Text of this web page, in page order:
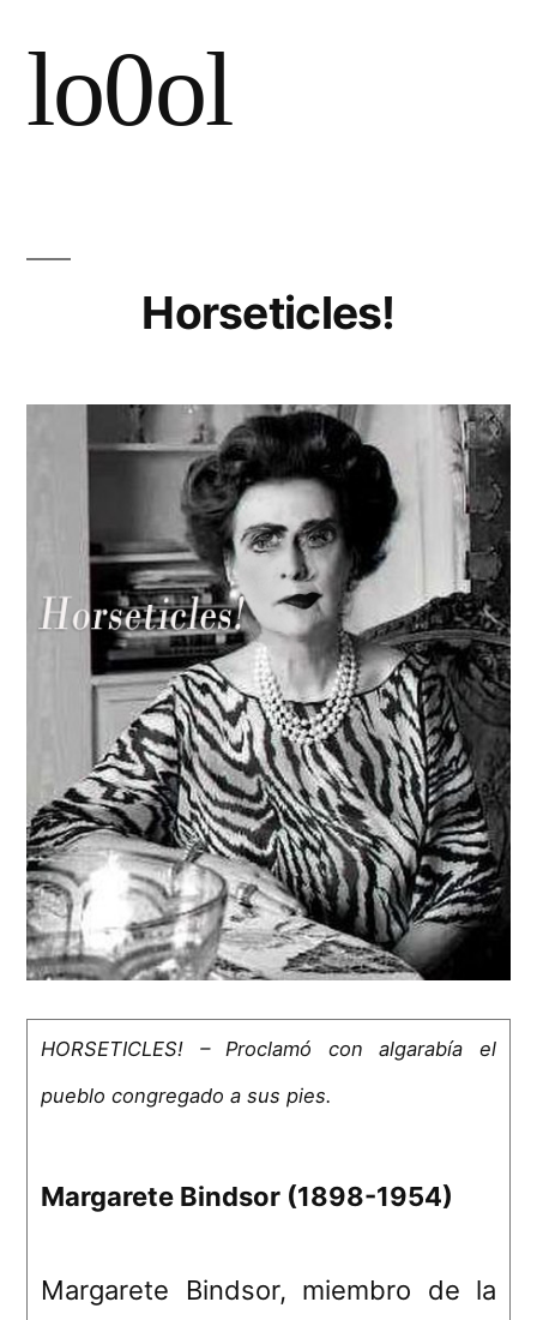
contenido
lo0ol
Horseticles!
HORSETICLES! – Proclamó con algarabía el
pueblo congregado a sus pies.
Margarete Bindsor (1898-1954)
Margarete Bindsor, miembro de la